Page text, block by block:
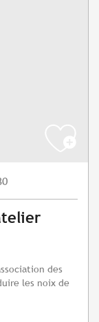
des
les noix de